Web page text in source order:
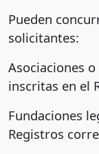
Pueden
solicitantes:
Asociaciones
inscritas en el
Fundaciones
Registros